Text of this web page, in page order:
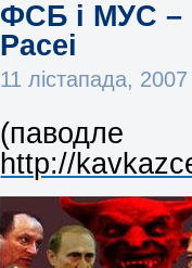
ФСБ і МУС –
Расеі
11 лістапада,
(паводле
http://